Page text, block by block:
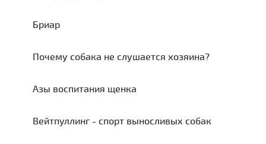
Бриар
Почему собака не слушается хозяина?
Азы воспитания щенка
Вейтпуллинг - спорт выносливых собак